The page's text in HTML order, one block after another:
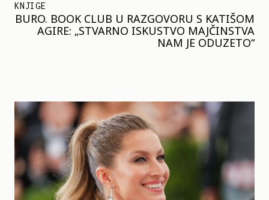
KNJIGE
BURO. BOOK CLUB U RAZGOVORU S KATIŠOM
AGIRE: „STVARNO ISKUSTVO MAJČINSTVA
NAM JE ODUZETO“